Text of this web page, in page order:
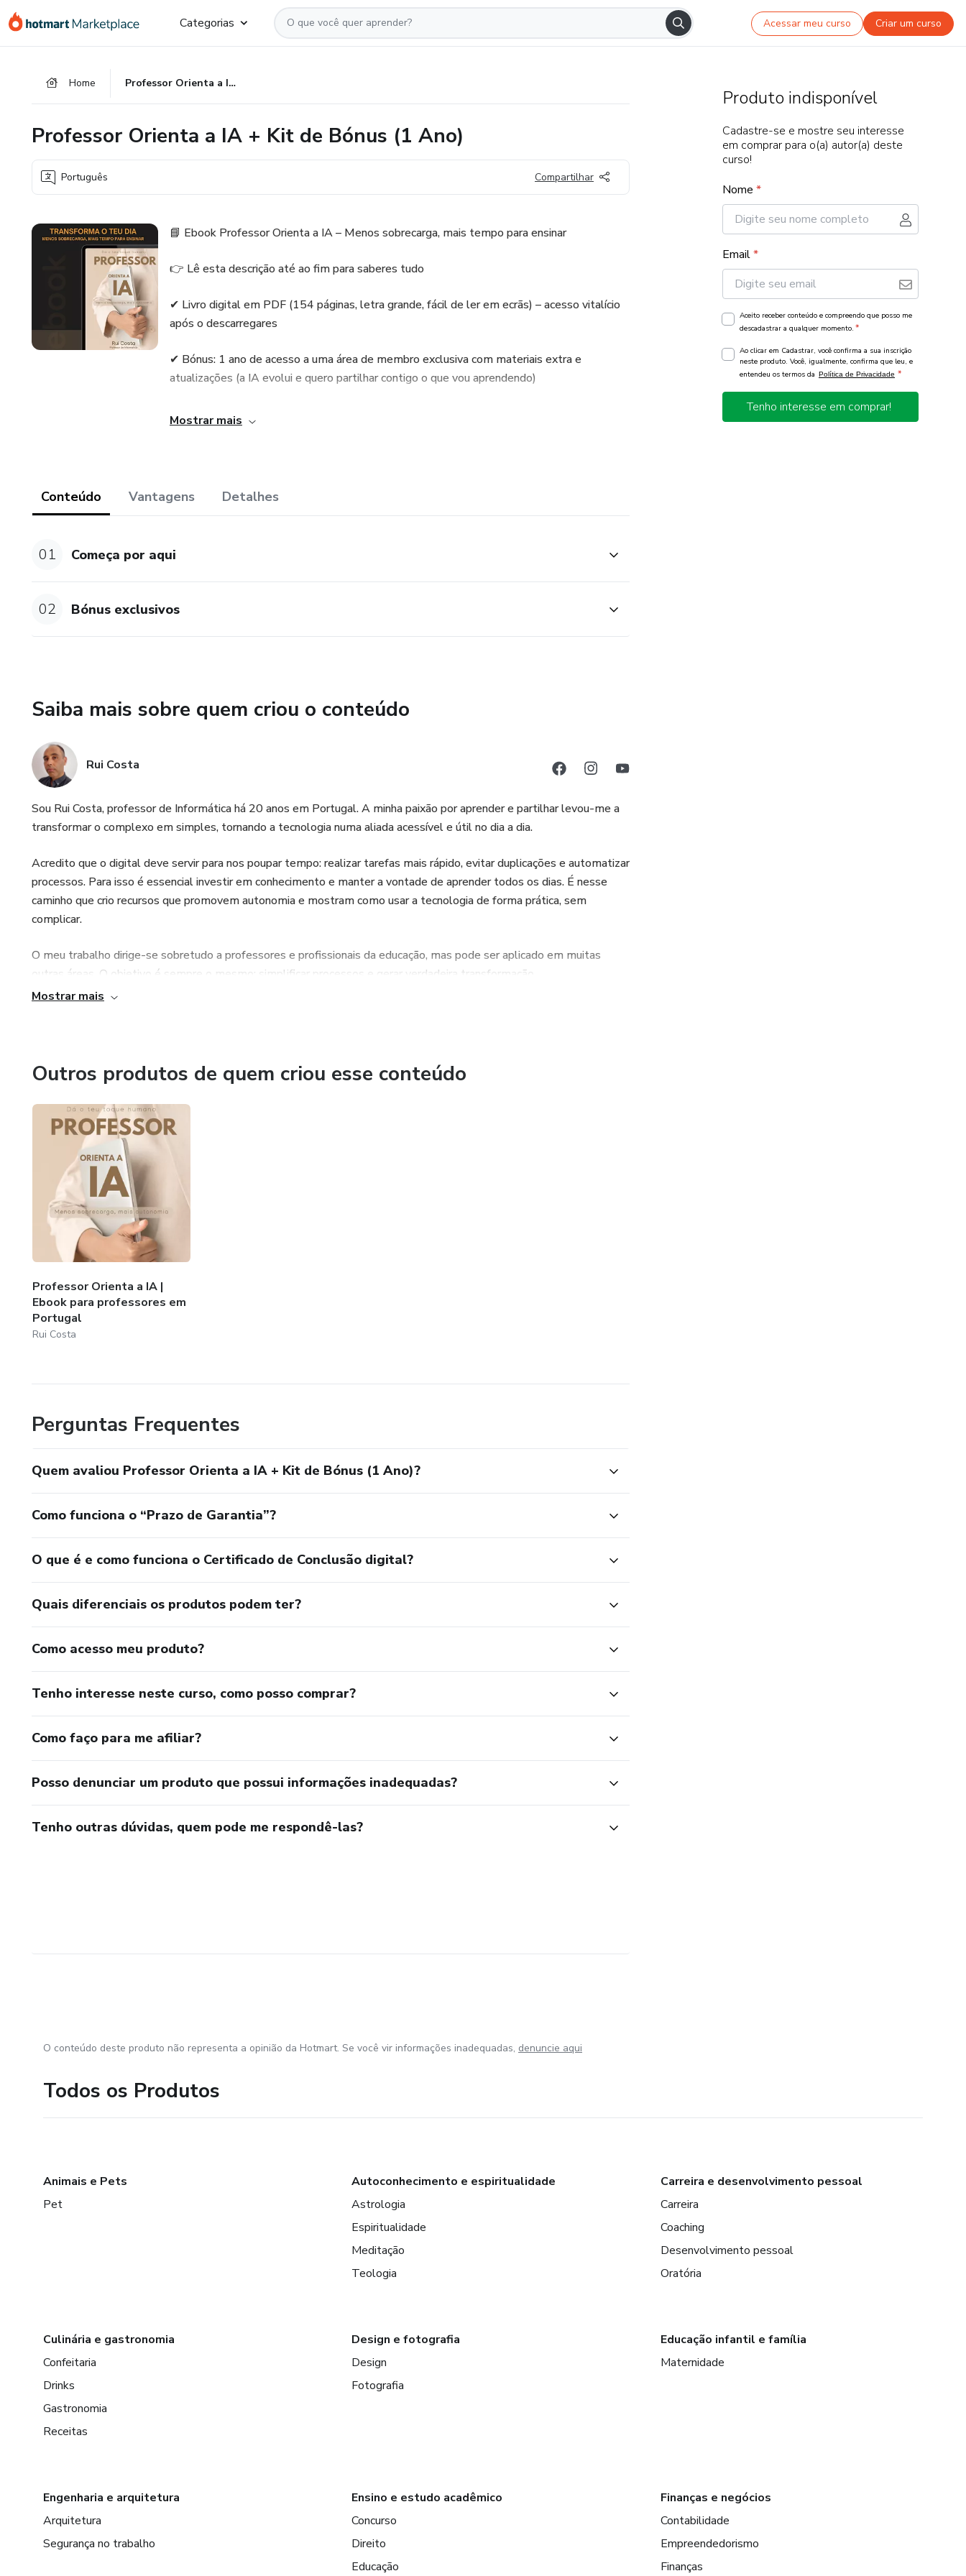
para
para
para
Categorias Acessar meu curso Criar um curso
Home Professor Orienta a IA + Kit de Bónus (1 Ano)
Professor Orienta a IA + Kit de Bónus (1 Ano)
Português Compartilhar
📘 Ebook Professor Orienta a IA – Menos sobrecarga, mais tempo para ensinar
👉 Lê esta descrição até ao fim para saberes tudo
✔ Livro digital em PDF (154 páginas, letra grande, fácil de ler em ecrãs) – acesso vitalício
após o descarregares
✔ Bónus: 1 ano de acesso a uma área de membro exclusiva com materiais extra e
atualizações (a IA evolui e quero partilhar contigo o que vou aprendendo)
✔ Após a compra recebes no teu email os dados de acesso ao produto
outras) de forma prática, porque a lógica de comunicação é a mesma em todas.
Depois deste ebook vais conseguir:
✔ Feedback rápido e útil
✔ Módulo 1 – Início: ponto de partida, desafios e propósito
✔ Módulo 2 – Primeiros passos: o básico da IA, plataformas e kit essencial
✔ Módulo 3 – Como falar com a IA: prompts, exemplos, estruturas ESCOLA e EPAF,
✔ Módulo 4 – Planificações: planos completos em minutos ou em conversa
✔ Módulo 7 – O outro lado do professor: apoio em relatórios e cargos
-------------------
1- Clica no botão laranja desta página “Comprar” ou “Ir para o carrinho”.
Mostrar mais
Conteúdo Vantagens Detalhes
01 Começa por aqui
02 Bónus exclusivos
Saiba mais sobre quem criou o conteúdo
Rui Costa
Sou Rui Costa, professor de Informática há 20 anos em Portugal. A minha paixão por aprender e partilhar levou-me a
transformar o complexo em simples, tornando a tecnologia numa aliada acessível e útil no dia a dia.
Acredito que o digital deve servir para nos poupar tempo: realizar tarefas mais rápido, evitar duplicações e automatizar
processos. Para isso é essencial investir em conhecimento e manter a vontade de aprender todos os dias. É nesse
caminho que crio recursos que promovem autonomia e mostram como usar a tecnologia de forma prática, sem
complicar.
O meu trabalho dirige-se sobretudo a professores e profissionais da educação, mas pode ser aplicado em muitas
outras áreas. O objetivo é sempre o mesmo: simplificar processos e gerar verdadeira transformação.
Mostrar mais
Outros produtos de quem criou esse conteúdo
Professor Orienta a IA |
Ebook para professores em
Portugal
Rui Costa
Perguntas Frequentes
Quem avaliou Professor Orienta a IA + Kit de Bónus (1 Ano)?
Como funciona o “Prazo de Garantia”?
O que é e como funciona o Certificado de Conclusão digital?
Quais diferenciais os produtos podem ter?
Como acesso meu produto?
Tenho interesse neste curso, como posso comprar?
Como faço para me afiliar?
Posso denunciar um produto que possui informações inadequadas?
Tenho outras dúvidas, quem pode me respondê-las?
Produto indisponível
Cadastre-se e mostre seu interesse
em comprar para o(a) autor(a) deste
curso!
Nome *
Email*
Aceito receber conteúdo e compreendo que posso me
descadastrar a qualquer momento. *
Ao clicar em Cadastrar, você confirma a sua inscrição
neste produto. Você, igualmente, confirma que leu, e
entendeu os termos da Política de Privacidade *
Tenho interesse em comprar!
O conteúdo deste produto não representa a opinião da Hotmart. Se você vir informações inadequadas, denuncie aqui
Todos os Produtos
Animais e Pets
Pet
Autoconhecimento e espiritualidade
Astrologia
Espiritualidade
Meditação
Teologia
Carreira e desenvolvimento pessoal
Carreira
Coaching
Desenvolvimento pessoal
Oratória
Culinária e gastronomia
Confeitaria
Drinks
Gastronomia
Receitas
Design e fotografia
Design
Fotografia
Educação infantil e família
Maternidade
Engenharia e arquitetura
Arquitetura
Segurança no trabalho
Ensino e estudo acadêmico
Concurso
Direito
Educação
Finanças e negócios
Contabilidade
Empreendedorismo
Finanças